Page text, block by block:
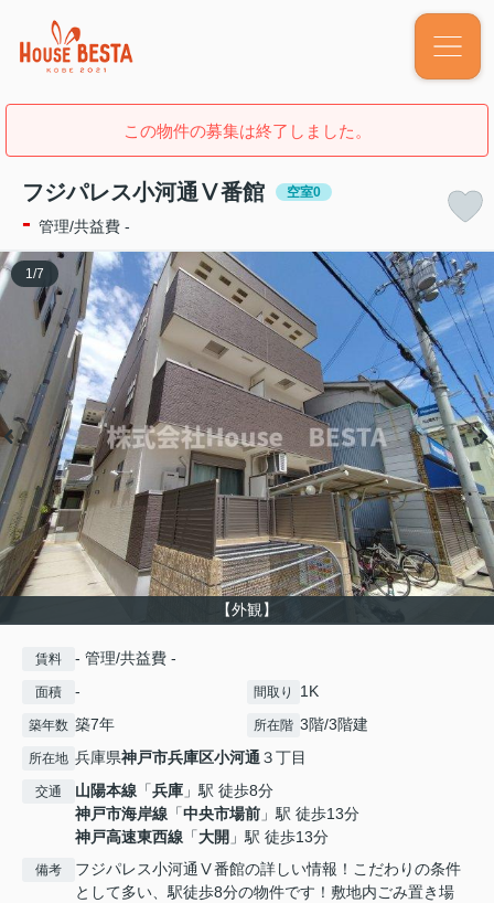
この物件の募集は終了しました。
フジパレス小河通Ⅴ番館 空室0
- 管理/共益費 -
【外観】
1 /7
賃料 - 管理/共益費 -
面積 - 間取り 1K
築年数 築7年 所在階 3階/3階建
所在地 兵庫県神戸市兵庫区小河通 ３丁目
交通 山陽本線 「兵庫 」駅 徒歩8分
神戸市海岸線 「中央市場前 」駅 徒歩13分
神戸高速東西線 「大開 」駅 徒歩13分
備考
フジパレス小河通Ⅴ番館の詳しい情報！こだわりの条件
として多い、駅徒歩8分の物件です！敷地内ごみ置き場